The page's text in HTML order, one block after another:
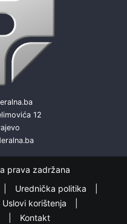
12
prava zadržana
Urednička politika
Uslovi korištenja
Kontakt